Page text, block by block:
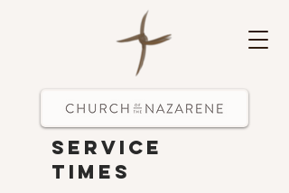
Service
Times